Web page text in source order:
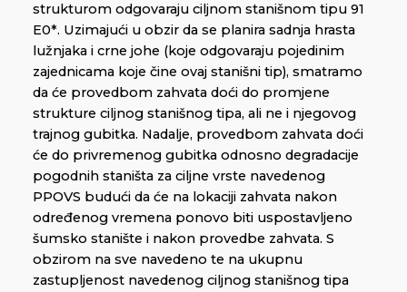
strukturom odgovaraju ciljnom stanišnom tipu 91
E0*. Uzimajući u obzir da se planira sadnja hrasta
lužnjaka i crne johe (koje odgovaraju pojedinim
zajednicama koje čine ovaj stanišni tip), smatramo
da će provedbom zahvata doći do promjene
strukture ciljnog stanišnog tipa, ali ne i njegovog
trajnog gubitka. Nadalje, provedbom zahvata doći
će do privremenog gubitka odnosno degradacije
pogodnih staništa za ciljne vrste navedenog
PPOVS budući da će na lokaciji zahvata nakon
određenog vremena ponovo biti uspostavljeno
šumsko stanište i nakon provedbe zahvata. S
obzirom na sve navedeno te na ukupnu
zastupljenost navedenog ciljnog stanišnog tipa